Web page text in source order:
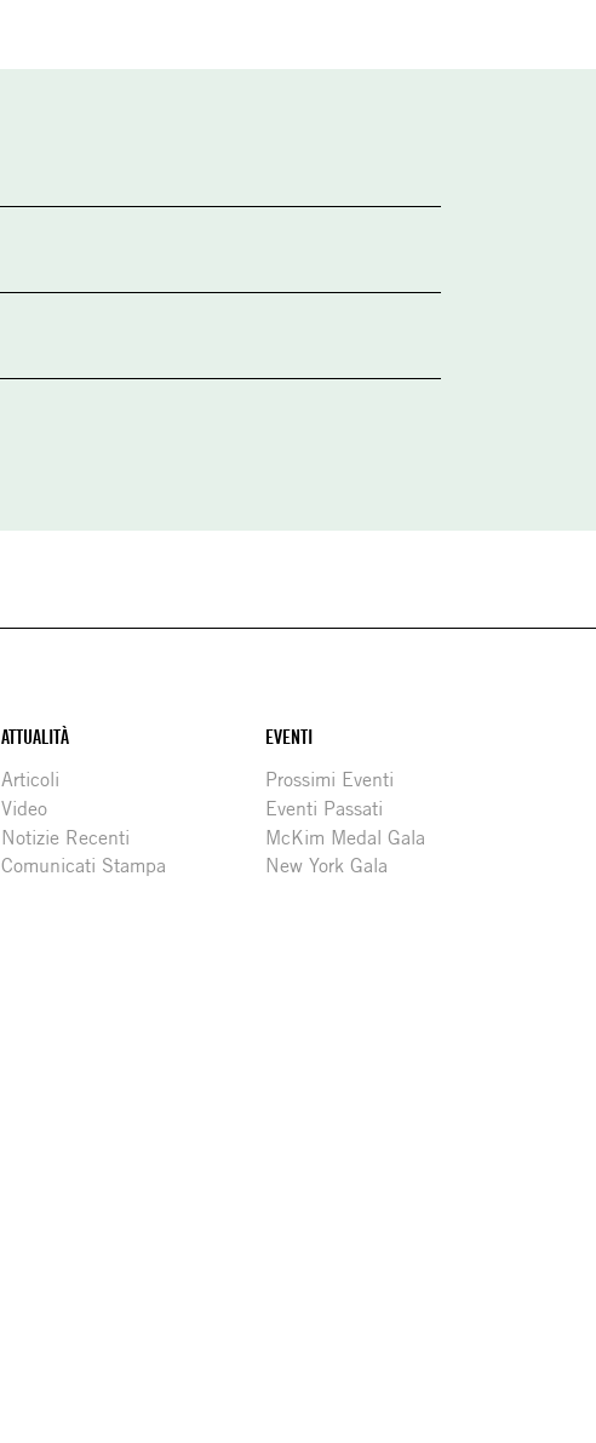
ATTUALITÀ
Articoli
Video
Notizie Recenti
Comunicati Stampa
EVENTI
Prossimi Eventi
Eventi Passati
McKim Medal Gala
New York Gala